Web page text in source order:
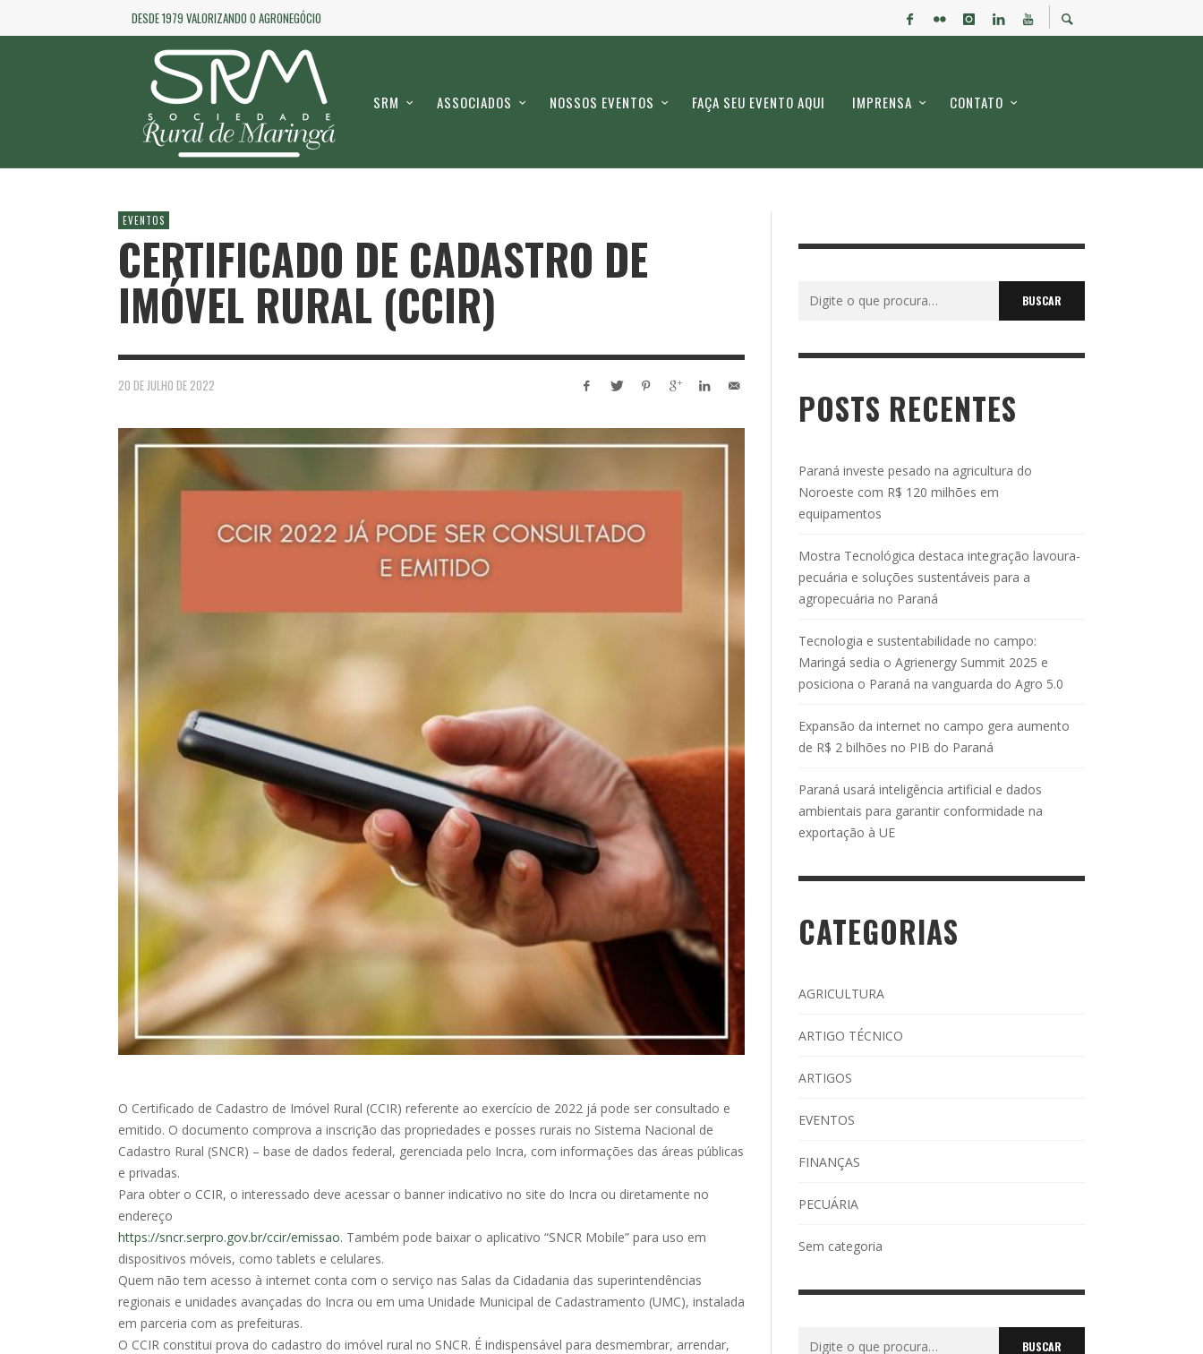
DESDE 1979 VALORIZANDO O AGRONEGÓCIO
SRM ASSOCIADOS NOSSOS EVENTOS FAÇA SEU EVENTO AQUI IMPRENSA CONTATO
EVENTOS
CERTIFICADO DE CADASTRO DE
IMÓVEL RURAL (CCIR)
20 DE JULHO DE 2022
O Certificado de Cadastro de Imóvel Rural (CCIR) referente ao exercício de 2022 já pode ser consultado e
emitido. O documento comprova a inscrição das propriedades e posses rurais no Sistema Nacional de
Cadastro Rural (SNCR) – base de dados federal, gerenciada pelo Incra, com informações das áreas públicas
e privadas.
Para obter o CCIR, o interessado deve acessar o banner indicativo no site do Incra ou diretamente no
endereço
https://sncr.serpro.gov.br/ccir/emissao. Também pode baixar o aplicativo “SNCR Mobile” para uso em
dispositivos móveis, como tablets e celulares.
Quem não tem acesso à internet conta com o serviço nas Salas da Cidadania das superintendências
regionais e unidades avançadas do Incra ou em uma Unidade Municipal de Cadastramento (UMC), instalada
em parceria com as prefeituras.
O CCIR constitui prova do cadastro do imóvel rural no SNCR. É indispensável para desmembrar, arrendar,
POSTS RECENTES
Paraná investe pesado na agricultura do
Noroeste com R$ 120 milhões em
equipamentos
Mostra Tecnológica destaca integração lavoura-
pecuária e soluções sustentáveis para a
agropecuária no Paraná
Tecnologia e sustentabilidade no campo:
Maringá sedia o Agrienergy Summit 2025 e
posiciona o Paraná na vanguarda do Agro 5.0
Expansão da internet no campo gera aumento
de R$ 2 bilhões no PIB do Paraná
Paraná usará inteligência artificial e dados
ambientais para garantir conformidade na
exportação à UE
CATEGORIAS
AGRICULTURA
ARTIGO TÉCNICO
ARTIGOS
EVENTOS
FINANÇAS
PECUÁRIA
Sem categoria